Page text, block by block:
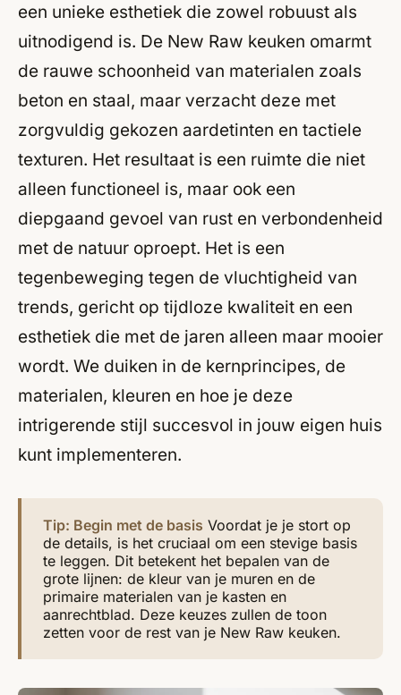
een unieke esthetiek die zowel robuust als
uitnodigend is. De New Raw keuken omarmt
de rauwe schoonheid van materialen zoals
beton en staal, maar verzacht deze met
zorgvuldig gekozen aardetinten en tactiele
texturen. Het resultaat is een ruimte die niet
alleen functioneel is, maar ook een
diepgaand gevoel van rust en verbondenheid
met de natuur oproept. Het is een
tegenbeweging tegen de vluchtigheid van
trends, gericht op tijdloze kwaliteit en een
esthetiek die met de jaren alleen maar mooier
wordt. We duiken in de kernprincipes, de
materialen, kleuren en hoe je deze
intrigerende stijl succesvol in jouw eigen huis
kunt implementeren.
Tip: Begin met de basis Voordat je je stort op
de details, is het cruciaal om een stevige basis
te leggen. Dit betekent het bepalen van de
grote lijnen: de kleur van je muren en de
primaire materialen van je kasten en
aanrechtblad. Deze keuzes zullen de toon
zetten voor de rest van je New Raw keuken.